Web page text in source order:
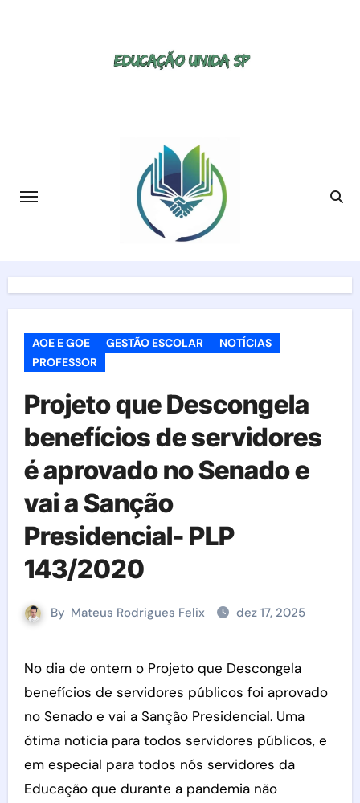
AOE E GOE GESTÃO ESCOLAR
NOTÍCIAS
PROFESSOR
Projeto que Descongela
benefícios de servidores
é aprovado no Senado e
vai a Sanção
Presidencial- PLP
143/2020
By Mateus Rodrigues Felix dez 17, 2025
No dia de ontem o Projeto que Descongela
benefícios de servidores públicos foi aprovado
no Senado e vai a Sanção Presidencial. Uma
ótima noticia para todos servidores públicos, e
em especial para todos nós servidores da
Educação que durante a pandemia não